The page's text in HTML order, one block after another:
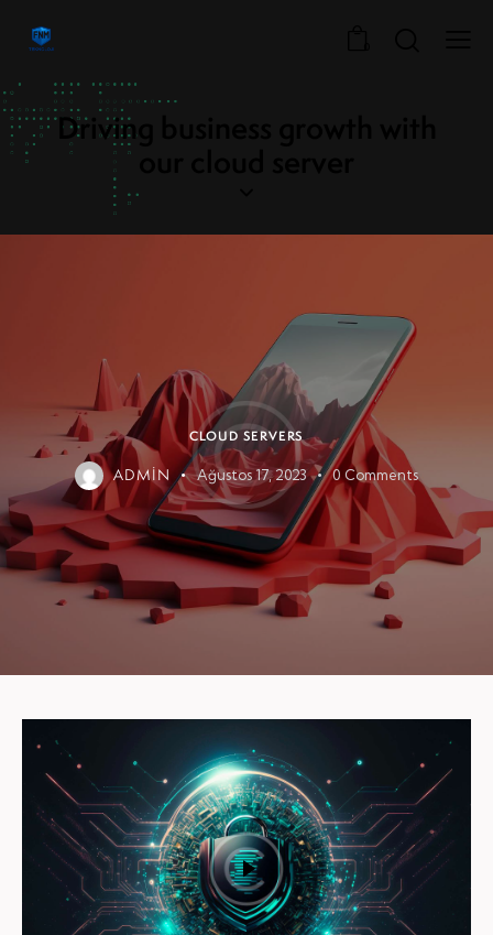
Driving business growth with
CLOUD SERVERS
ADMIN Ağustos 17, 2023 0 Comments